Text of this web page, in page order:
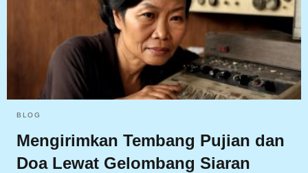
BLOG
Mengirimkan Tembang Pujian dan
Doa Lewat Gelombang Siaran